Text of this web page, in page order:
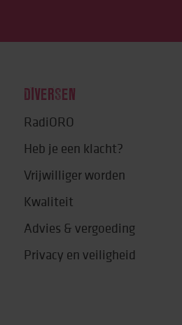
DIVERSEN
RadiORO
Heb je een klacht?
Vrijwilliger worden
Kwaliteit
Advies & vergoeding
Privacy en veiligheid